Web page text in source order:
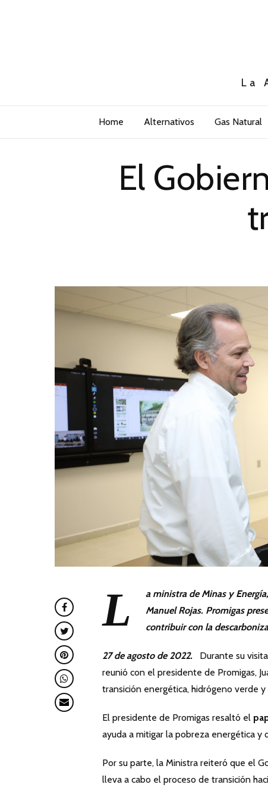
La
Home Alternativos Gas Natural
El
L
a ministra de Minas y
Manuel Rojas. Promigas
contribuir con la
27 de agosto de 2022. Durante su
reunió con el presidente de Promigas,
transición energética, hidrógeno verde y
El presidente de Promigas resaltó el
ayuda a mitigar la pobreza energética
Por su parte, la Ministra reiteró que el
lleva a cabo el proceso de transición